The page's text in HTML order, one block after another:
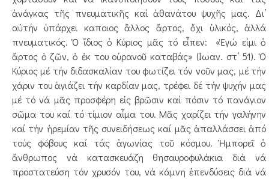
ἀνάγκας τῆς πνευματικῆς καί ἀθανάτου ψυχῆς μας. Δι’
αὐτήν ὑπάρχει καποιος ἄλλος ἄρτος, ὄχι ὑλικός, ἀλλά
πνευματικός. Ὁ ἴδιος ὁ Κύριος μᾶς τό εἶπεν: «Ἐγώ εἰμι ὁ
ἄρτος ὁ ζῶν, ὁ ἐκ του οὐρανοῦ καταβάς» (Ιωαν. στ’ 51). Ὁ
Κύριος μέ τήν διδασκαλίαν του φωτίζει τόν νοῦν μας, μέ τήν
χάριν του ἁγιάζει τήν καρδίαν μας, τρέφει δέ τήν ψυχήν μας
μέ τό νά μᾶς προσφέρη εἰς βρῶσιν καί πόσιν τό πανάγιον
σῶμα του καί τό τίμιον αἷμα του. Μᾶς χαρίζει τήν γαλήνην
καί τήν ἠρεμίαν τῆς συνειδήσεως καί μᾶς ἀπαλλάσσει ἀπό
τούς φόβους καί τάς ἀγωνίας τοῦ κόσμου. Ἠμπορεῖ ὁ
ἄνθρωπος νά κατασκευάζη θησαυροφυλάκια διά νά
προστατεύση τόν χρυσόν του, νά κάμνη ἐπενδύσεις διά νά